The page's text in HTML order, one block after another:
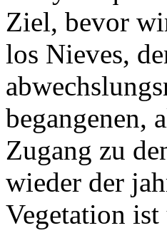
Ziel, bevor
los Nieves,
begangenen,
Zugang zu
wieder der
Vegetation